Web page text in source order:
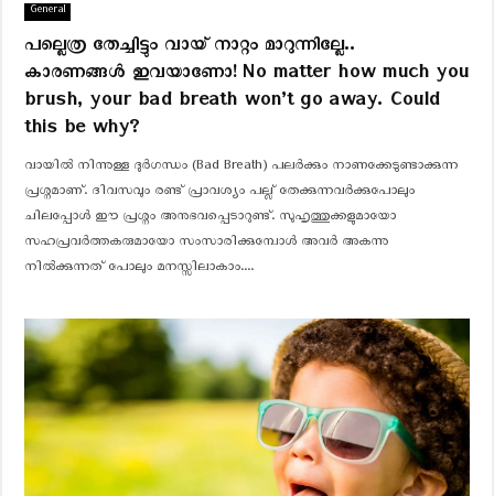
General
പല്ലെത്ര തേച്ചിട്ടും വായ് നാറ്റം മാറുന്നില്ലേ..
കാരണങ്ങൾ ഇവയാണോ! No matter how much you
brush, your bad breath won’t go away. Could
this be why?
വായിൽ നിന്നുള്ള ദുർഗന്ധം (Bad Breath) പലർക്കും നാണക്കേടുണ്ടാക്കുന്ന
പ്രശ്നമാണ്. ദിവസവും രണ്ട് പ്രാവശ്യം പല്ല് തേക്കുന്നവർക്കുപോലും
ചിലപ്പോൾ ഈ പ്രശ്നം അനുഭവപ്പെടാറുണ്ട്. സുഹൃത്തുക്കളുമായോ
സഹപ്രവർത്തകരുമായോ സംസാരിക്കുമ്പോൾ അവർ അകന്നു
നിൽക്കുന്നത് പോലും മനസ്സിലാകാം....